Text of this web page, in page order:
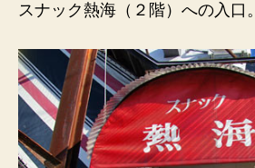
スナック熱海（２階）への入口。